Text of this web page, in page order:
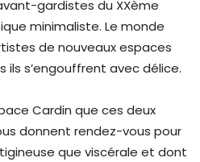
gardistes du XXème
minimaliste. Le monde
de nouveaux espaces
ils s’engouffrent avec délice.
Cardin que ces deux
donnent rendez-vous pour
que viscérale et dont